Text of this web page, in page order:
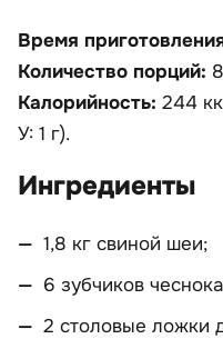
Время
Количество порций:
Калорийность: 244
У: 1 г).
Ингредиенты
1,8 кг свиной шеи;
6 зубчиков
2 столовые ложки